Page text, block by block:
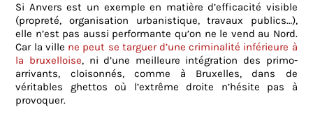
Si Anvers est un exemple en matière d’efficacité visible
(propreté, organisation urbanistique, travaux publics…),
elle n’est pas aussi performante qu’on ne le vend au Nord.
Car la ville ne peut se targuer d’une criminalité inférieure à
la bruxelloise, ni d’une meilleure intégration des primo-
arrivants, cloisonnés, comme à Bruxelles, dans de
véritables ghettos où l’extrême droite n’hésite pas à
provoquer.